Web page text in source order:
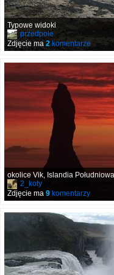
Typowe widoki
przedpole
Zdjęcie ma 2komentarze
okolice Vik, Islandia Południowa
2_koty
Zdjęcie ma 9 komentarzy